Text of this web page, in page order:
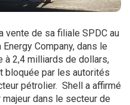
vente de sa filiale SPDC au
Company, dans le
à 2,4 milliards de dollars,
bloquée par les autorités
pétrolier. Shell a affirmé
dans le secteur de